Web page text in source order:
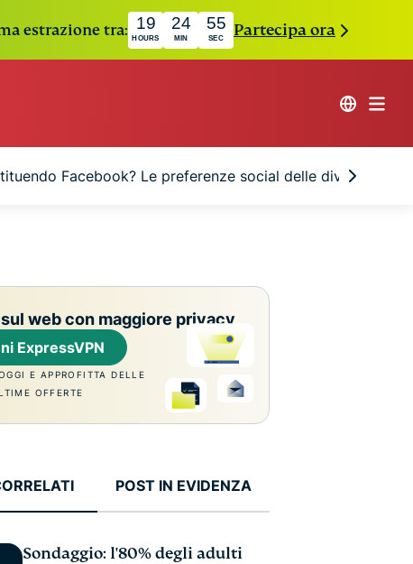
estrazione tra: 19
HOURS
24
MIN
54
SEC Partecipa ora
Facebook? Le preferenze social delle diverse
web con maggiore privacy
ExpressVPN
E APPROFITTA DELLE
OFFERTE
POST IN EVIDENZA
Sondaggio: l'80% degli adulti